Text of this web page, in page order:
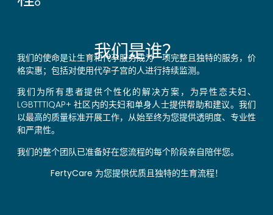
我们是谁？
我们的使命是让生育和代孕服务成为一项完整且独特的服务，价
格实惠；包括对使用代孕子宫的人进行持续监测。
我们为所有患者提供个性化的解决方案，为异性恋夫妇、
LGBTTTIQAP+ 社区内的夫妇和单身人士提供帮助和建议。我们
以最高的质量标准开展工作，从始至终为您提供透明度、专业性
和严肃性。
我们的整个团队已准备好在您流程的每个阶段亲自陪伴您。
FertyCare 为您提供优质且独特的生育流程！